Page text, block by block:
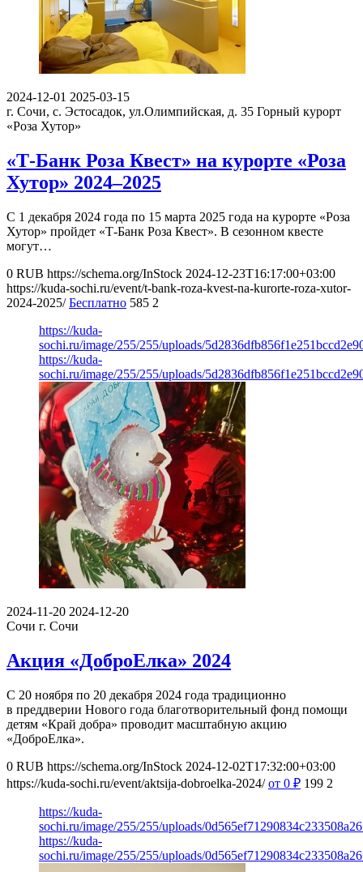
2024-12-01 2025-03-15
г. Сочи, с. Эстосадок, ул.Олимпийская, д. 35 Горный курорт
«Роза Хутор»
«Т-Банк Роза Квест» на курорте «Роза
Хутор» 2024–2025
С 1 декабря 2024 года по 15 марта 2025 года на курорте «Роза
Хутор» пройдет «Т-Банк Роза Квест». В сезонном квесте
могут…
0 RUB https://schema.org/InStock 2024-12-23T16:17:00+03:00
https://kuda-sochi.ru/event/t-bank-roza-kvest-na-kurorte-roza-xutor-
2024-2025/ Бесплатно 585 2
https://kuda-
sochi.ru/image/255/255/uploads/
https://kuda-
sochi.ru/image/255/255/uploads/
2024-11-20 2024-12-20
Сочи г. Сочи
Акция «ДоброЕлка» 2024
С 20 ноября по 20 декабря 2024 года традиционно
в преддверии Нового года благотворительный фонд помощи
детям «Край добра» проводит масштабную акцию
«ДоброЕлка».
0 RUB https://schema.org/InStock 2024-12-02T17:32:00+03:00
https://kuda-sochi.ru/event/aktsija-dobroelka-2024/ от 0 ₽ 199 2
https://kuda-
sochi.ru/image/255/255/uploads/
https://kuda-
sochi.ru/image/255/255/uploads/